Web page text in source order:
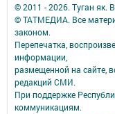
© 2011 - 2026. Туган як.
© ТАТМЕДИА. Все
законом.
Перепечатка,
информации,
размещенной на сайте,
редакций СМИ.
При поддержке
коммуникациям.